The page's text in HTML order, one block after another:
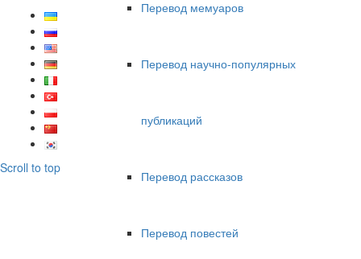
Перевод мемуаров
Перевод научно-популярных
публикаций
Перевод рассказов
Перевод повестей
Scroll to top